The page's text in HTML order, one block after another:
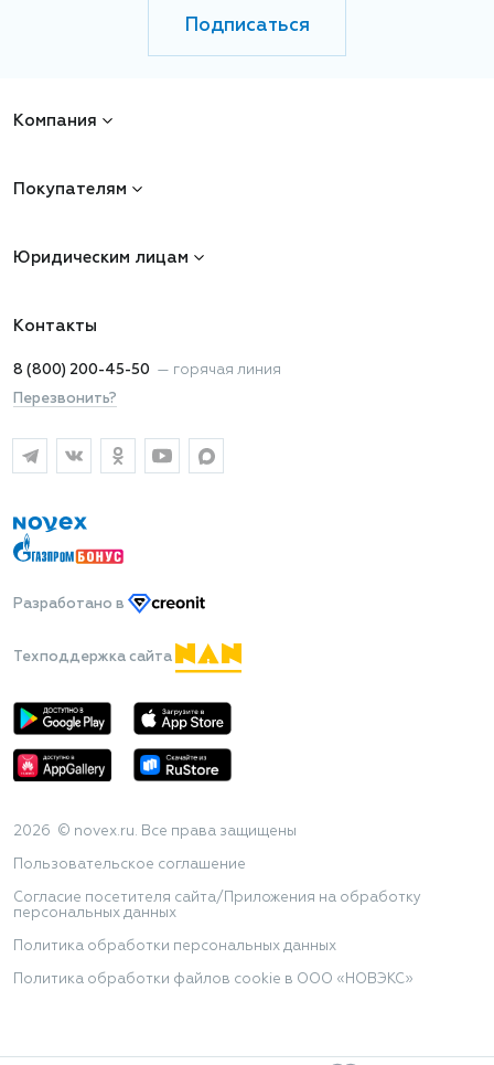
Подписаться
Компания
Покупателям
Юридическим лицам
Контакты
8 (800) 200-45-50 — горячая линия
Перезвонить?
Разработано в
Техподдержка сайта
2026 © novex.ru. Все права защищены
Пользовательское соглашение
Согласие посетителя сайта/Приложения на обработку
персональных данных
Политика обработки персональных данных
Политика обработки файлов cookie в ООО «НОВЭКС»